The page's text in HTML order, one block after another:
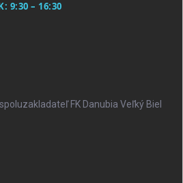
9:30 – 16:30
FK Danubia Veľký Biel